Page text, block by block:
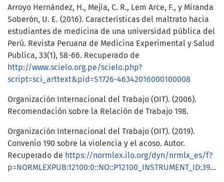
Arroyo Hernández, H., Mejía, C. R., Lem Arce, F., y Miranda
Soberón, U. E. (2016). Características del maltrato hacia
estudiantes de medicina de una universidad pública del
Perú. Revista Peruana de Medicina Experimental y Salud
Publica, 33(1), 58-66. Recuperado de
http://www.scielo.org.pe/scielo.php?
script=sci_arttext&pid=S1726-46342016000100008
Organización Internacional del Trabajo (OIT). (2006).
Recomendación sobre la Relación de Trabajo 198.
Organización Internacional del Trabajo (OIT). (2019).
Convenio 190 sobre la violencia y el acoso. Autor.
Recuperado de https://normlex.ilo.org/dyn/nrmlx_es/f?
p=NORMLEXPUB:12100:0::NO::P12100_INSTRUMENT_ID:3999810